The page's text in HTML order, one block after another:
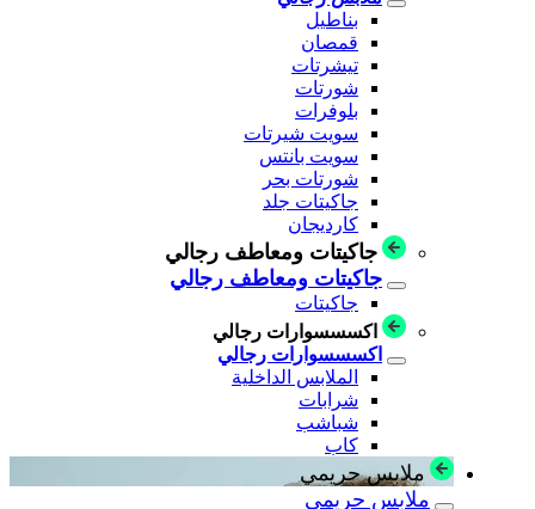
بناطيل
قمصان
تيشرتات
شورتات
بلوفرات
سويت شيرتات
سويت بانتس
شورتات بحر
جاكيتات جلد
كارديجان
جاكيتات ومعاطف رجالي
جاكيتات ومعاطف رجالي
جاكيتات
اكسسسوارات رجالي
اكسسسوارات رجالي
الملابس الداخلية
شرابات
شباشب
كاب
ملابس حريمي
ملابس حريمي